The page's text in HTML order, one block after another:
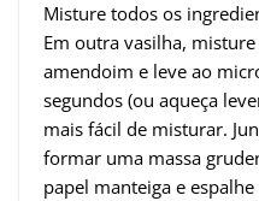
Misture todos os
Em outra vasilha,
amendoim e leve ao
segundos (ou aqueça
mais fácil de misturar.
formar uma massa
papel manteiga e